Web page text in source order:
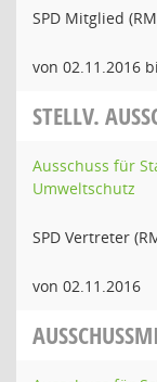
SPD Mitglied
von 02.11.2016
STELLV.
Ausschuss für
Umweltschutz
SPD Vertreter
von 02.11.2016